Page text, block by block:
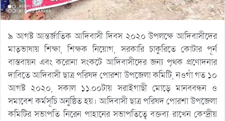
৯ আগষ্ট আন্তর্জাতিক আদিবাসী দিবস ২০২০ উপলক্ষে আদিবাসীদের
মাতৃভাষায় শিক্ষা, শিক্ষক নিয়োগ, সরকারি চাকুরিতে কোটার পূর্ন
বাস্তবায়ন এবং করোনা সংকটে আদিবাসীদের জন্য পৃথক প্রণোদনার
দাবিতে আদিবাসী ছাত্র পরিষদ পোরশা উপজেলা কমিটি, নওগাঁ গত ১০
আগষ্ট ২০২০, সকাল ১১.০০টায় সরাইগাছী মোড়ে মানববন্ধন ও
সমাবেশ কর্মসূচি অনুষ্ঠিত হয়। আদিবাসী ছাত্র পরিষদ পোরশা উপজেলা
কমিটির সভাপতি নিরেন পাহানের সভাপতিত্বে বক্তব্য রাখেন কেন্দ্রীয়